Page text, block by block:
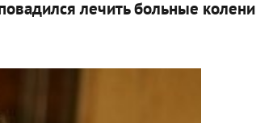
лечить больные колени